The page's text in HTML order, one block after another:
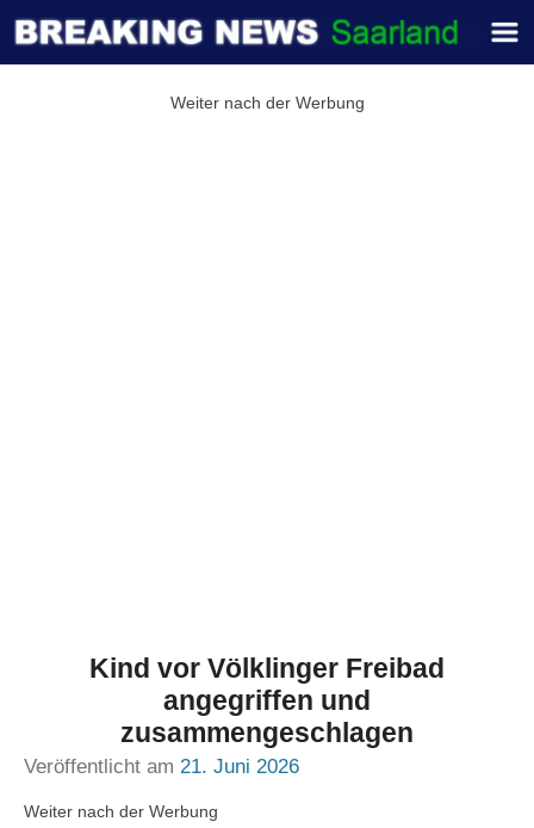
Weiter nach der Werbung
Kind vor Völklinger Freibad
angegriffen und
zusammengeschlagen
Veröffentlicht am 21. Juni 2026
Weiter nach der Werbung